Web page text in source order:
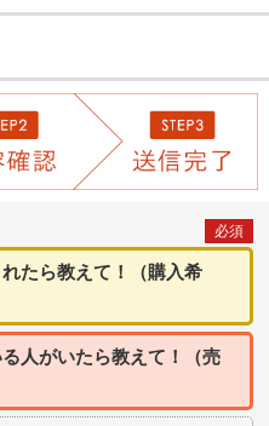
必須
たら教えて！（購入希
人がいたら教えて！（売